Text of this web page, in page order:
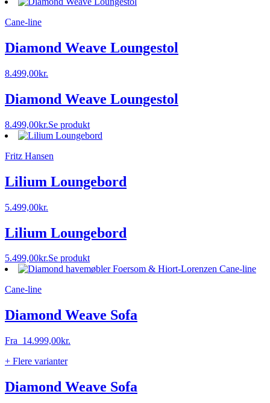
Cane-line
Diamond Weave Loungestol
8.499,00kr.
Diamond Weave Loungestol
8.499,00kr.Se produkt
Fritz Hansen
Lilium Loungebord
5.499,00kr.
Lilium Loungebord
5.499,00kr.Se produkt
Cane-line
Diamond Weave Sofa
Fra 14.999,00kr.
+ Flere varianter
Diamond Weave Sofa